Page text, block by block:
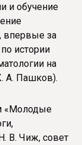
и обучение
впервые за
истории
на
А. Пашков).
«Молодые
В. Чиж, совет